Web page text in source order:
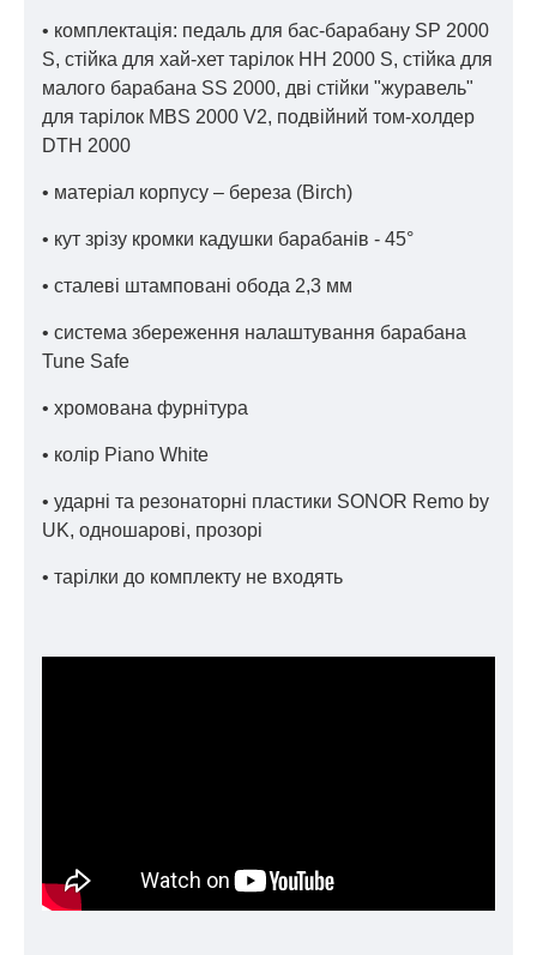
• комплектація: педаль для бас-барабану SP 2000
S, стійка для хай-хет тарілок HH 2000 S, стійка для
малого барабана SS 2000, дві стійки "журавель"
для тарілок MBS 2000 V2, подвійний том-холдер
DTH 2000
• матеріал корпусу – береза ​​(Birch)
• кут зрізу кромки кадушки барабанів - 45°
• сталеві штамповані обода 2,3 мм
• система збереження налаштування барабана
Tune Safe
• хромована фурнітура
• колір Piano White
• ударні та резонаторні пластики SONOR Remo by
UK, одношарові, прозорі
• тарілки до комплекту не входять